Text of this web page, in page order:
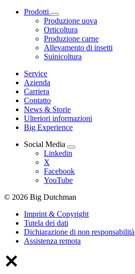
Prodotti
Produzione uova
Orticoltura
Produzione carne
Allevamento di insetti
Suinicoltura
Service
Azienda
Carriera
Contatto
News & Storie
Ulteriori informazioni
Big Experience
Social Media
Linkedin
X
Facebook
YouTube
© 2026 Big Dutchman
Imprint & Copyright
Tutela dei dati
Dichiarazione di non responsabilità
Assistenza remota